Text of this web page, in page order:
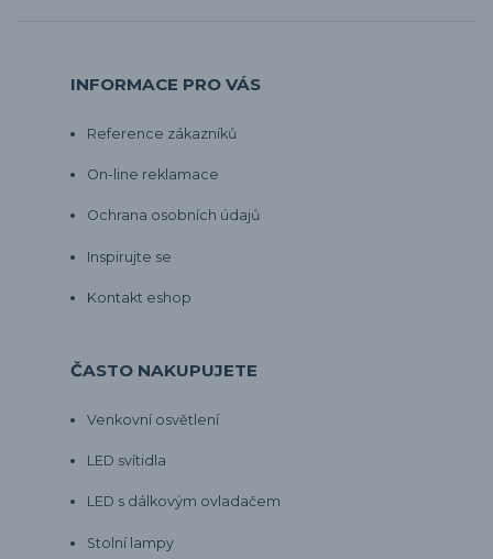
INFORMACE PRO VÁS
Reference zákazníků
On-line reklamace
Ochrana osobních údajů
Inspirujte se
Kontakt eshop
ČASTO NAKUPUJETE
Venkovní osvětlení
LED svítidla
LED s dálkovým ovladačem
Stolní lampy